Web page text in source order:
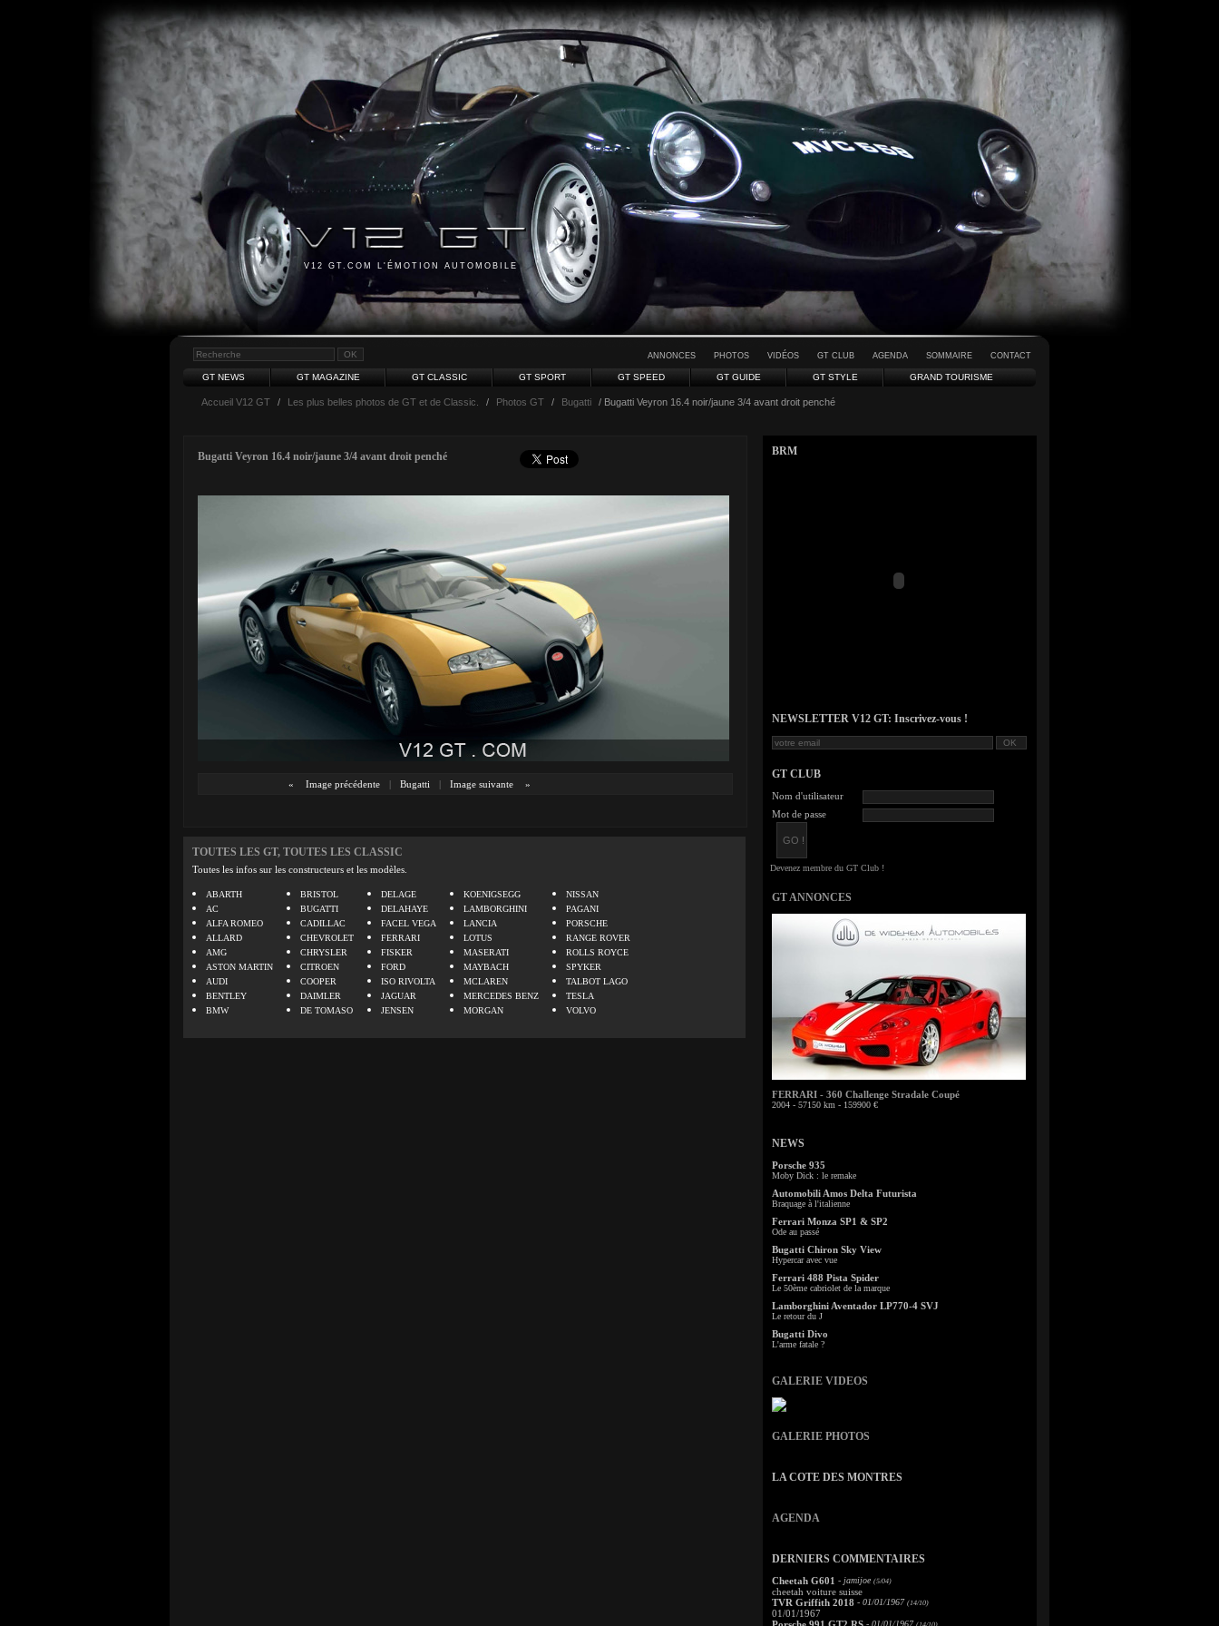
V12 GT.COM L'ÉMOTION AUTOMOBILE
ANNONCES PHOTOS VIDÉOS GT CLUB AGENDA SOMMAIRE CONTACT
GT NEWS GT MAGAZINE GT CLASSIC GT SPORT GT SPEED GT GUIDE GT STYLE GRAND TOURISME
Accueil V12 GT / Les plus belles photos de GT et de Classic. / Photos GT / Bugatti / Bugatti Veyron 16.4 noir/jaune 3/4 avant droit penché
Bugatti Veyron 16.4 noir/jaune 3/4 avant droit penché
« Image précédente | Bugatti | Image suivante »
TOUTES LES GT, TOUTES LES CLASSIC
Toutes les infos sur les constructeurs et les modèles.
ABARTH
AC
ALFA ROMEO
ALLARD
AMG
ASTON MARTIN
AUDI
BENTLEY
BMW
BRISTOL
BUGATTI
CADILLAC
CHEVROLET
CHRYSLER
CITROEN
COOPER
DAIMLER
DE TOMASO
DELAGE
DELAHAYE
FACEL VEGA
FERRARI
FISKER
FORD
ISO RIVOLTA
JAGUAR
JENSEN
KOENIGSEGG
LAMBORGHINI
LANCIA
LOTUS
MASERATI
MAYBACH
MCLAREN
MERCEDES BENZ
MORGAN
NISSAN
PAGANI
PORSCHE
RANGE ROVER
ROLLS ROYCE
SPYKER
TALBOT LAGO
TESLA
VOLVO
BRM
NEWSLETTER V12 GT: Inscrivez-vous !
GT CLUB
Nom d'utilisateur
Mot de passe
GT ANNONCES
FERRARI - 360 Challenge Stradale Coupé
2004 - 57150 km - 159900 €
NEWS
Porsche 935
Moby Dick : le remake
Automobili Amos Delta Futurista
Braquage à l'italienne
Ferrari Monza SP1 & SP2
Ode au passé
Bugatti Chiron Sky View
Hypercar avec vue
Ferrari 488 Pista Spider
Le 50ème cabriolet de la marque
Lamborghini Aventador LP770-4 SVJ
Le retour du J
Bugatti Divo
L'arme fatale ?
GALERIE VIDEOS
GALERIE PHOTOS
LA COTE DES MONTRES
AGENDA
DERNIERS COMMENTAIRES
Cheetah G601 - jamijoe (5/04)
cheetah voiture suisse
TVR Griffith 2018 - 01/01/1967 (14/10)
01/01/1967
- 01/01/1967